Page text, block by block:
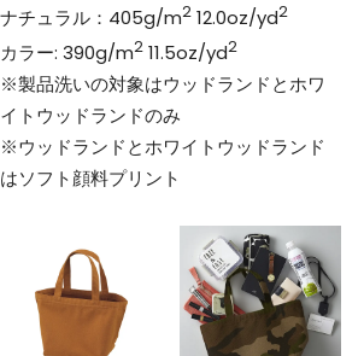
ナチュラル：405g/m2 12.0oz/yd2
カラー: 390g/m2 11.5oz/yd2
※製品洗いの対象はウッドランドとホワ
イトウッドランドのみ
※ウッドランドとホワイトウッドランド
はソフト顔料プリント